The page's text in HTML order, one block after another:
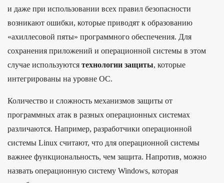
и даже при использовании всех правил безопасности
возникают ошибки, которые приводят к образованию
«ахиллесовой пяты» программного обеспечения. Для
сохранения приложений и операционной системы в этом
случае используются технологии защиты, которые
интегрированы на уровне ОС.
Количество и сложность механизмов защиты от
программных атак в разных операционных системах
различаются. Например, разработчики операционной
системы Linux считают, что для операционной системы
важнее функциональность, чем защита. Напротив, можно
назвать операционную систему Windows, которая